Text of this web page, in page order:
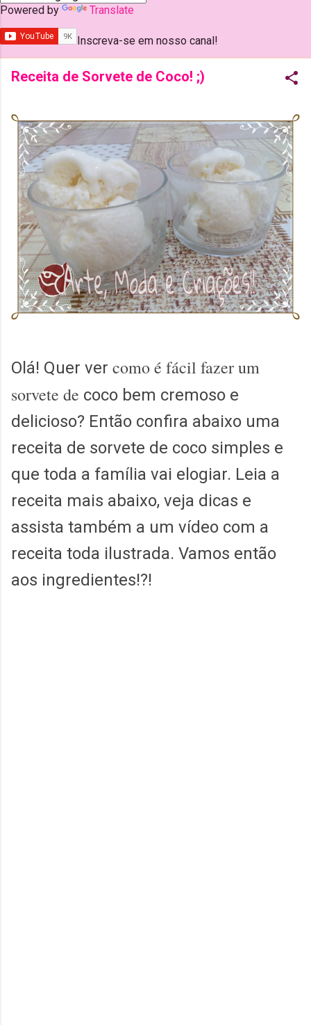
Powered by Translate
Inscreva-se em nosso canal!
Receita de Sorvete de Coco! ;)
Olá! Quer ver como é fácil fazer um
sorvete de coco bem cremoso e
delicioso? Então confira abaixo uma
receita de sorvete de coco simples e
que toda a família vai elogiar. Leia a
receita mais abaixo, veja dicas e
assista também a um vídeo com a
receita toda ilustrada. Vamos então
aos ingredientes!?!